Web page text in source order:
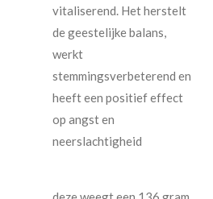
vitaliserend. Het herstelt
de geestelijke balans,
werkt
stemmingsverbeterend en
heeft een positief effect
op angst en
neerslachtigheid